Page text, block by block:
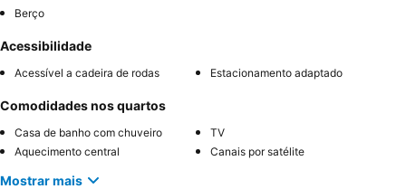
Berço
Acessibilidade
Acessível a cadeira de rodas Estacionamento adaptado
Comodidades nos quartos
Casa de banho com chuveiro
TV
Aquecimento central
Canais por satélite
Mostrar mais